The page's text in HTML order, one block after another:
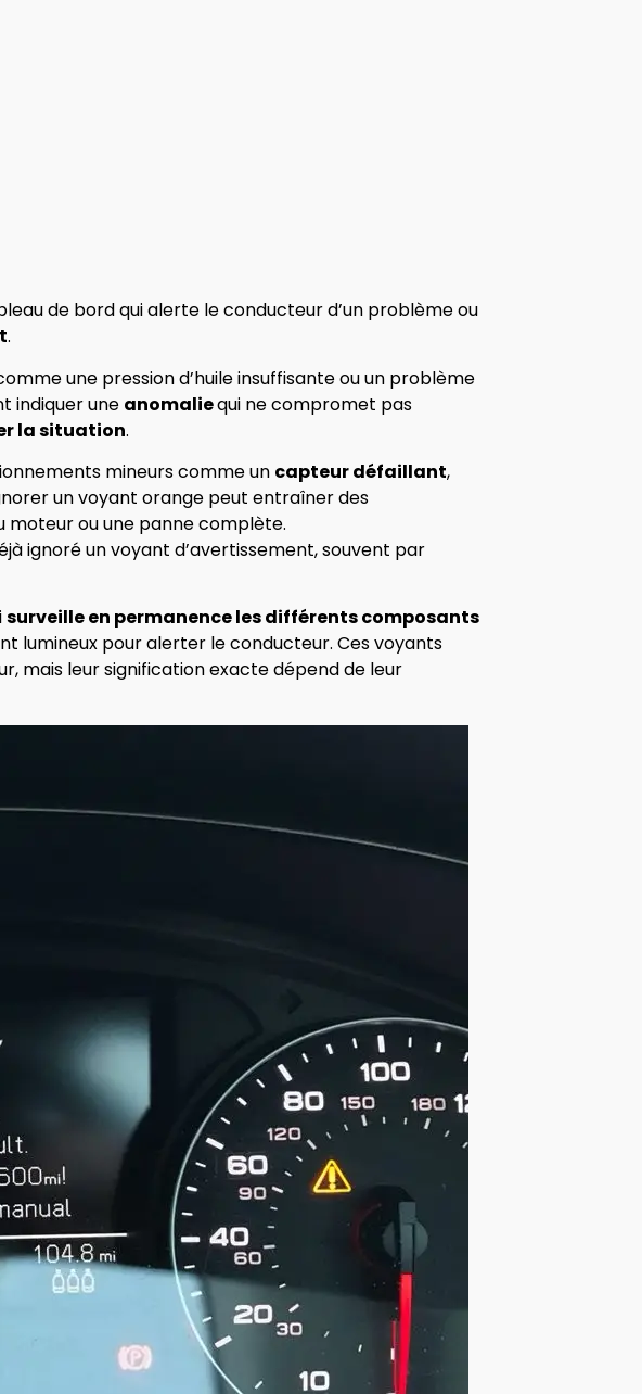
de bord qui alerte le conducteur d’un problème ou
.
une pression d’huile insuffisante ou un problème
indiquer une anomaliequi ne compromet pas
la situation.
mineurs comme un capteur défaillant,
un voyant orange peut entraîner des
moteur ou une panne complète.
ignoré un voyant d’avertissement, souvent par
surveille en permanence les différents composants
lumineux pour alerter le conducteur. Ces voyants
mais leur signification exacte dépend de leur